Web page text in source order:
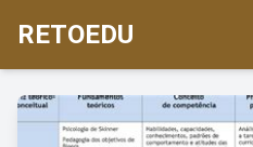
RETOEDU